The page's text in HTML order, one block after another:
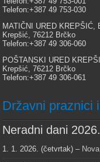
Telefon:+387 49 753-030
MATIČNI URED KREPŠIĆ,
Krepšić, 76212 Brčko
Telefon:+387 49 306-060
POŠTANSKI URED
Krepšić, 76212 Brčko
Telefon:+387 49 306-061
Državni praznici
Neradni dani 2026.
1. 1. 2026. (četvrtak) –